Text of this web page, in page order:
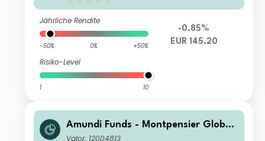
Jährliche Rendite
-50% 0% +50%
Risiko-Level
1 10
-0.85%
EUR 145.20
Amundi Funds - Montpensier Global
Convertible Bond F2 EUR (C)
Valor: 12004813